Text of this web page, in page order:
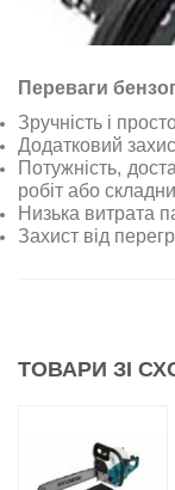
Переваги
Зручність і
Додатковий
Потужність,
робіт або
Низька витрата
Захист від
ТОВАРИ ЗІ